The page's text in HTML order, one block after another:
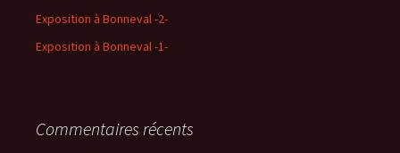
Exposition à Bonneval -2-
Exposition à Bonneval -1-
Commentaires récents